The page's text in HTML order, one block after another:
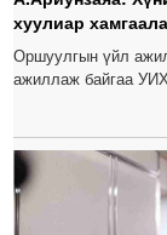
хуулиар
Оршуулгын үйл
ажиллаж байгаа